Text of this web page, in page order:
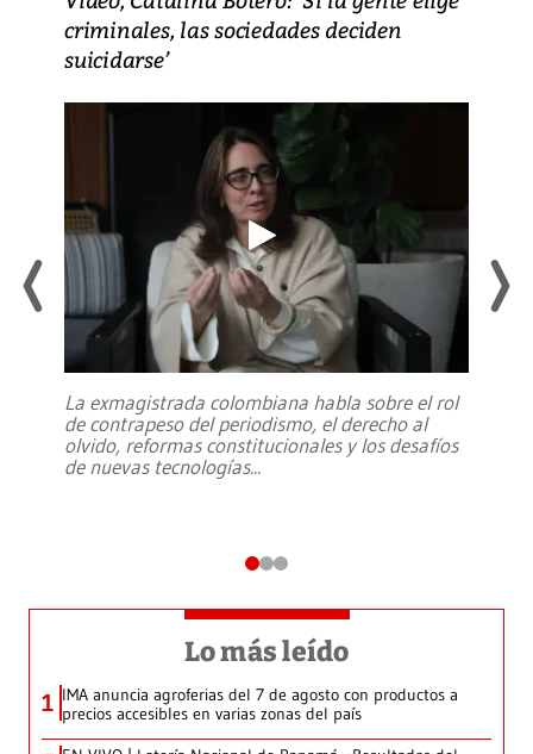
criminales, las sociedades deciden
suicidarse’
La exmagistrada colombiana habla sobre el rol
de contrapeso del periodismo, el derecho al
olvido, reformas constitucionales y los desafíos
de nuevas tecnologías...
Lo más leído
1 IMA anuncia agroferias del 7 de agosto con productos a
precios accesibles en varias zonas del país